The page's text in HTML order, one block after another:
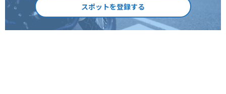
スポットを登録する